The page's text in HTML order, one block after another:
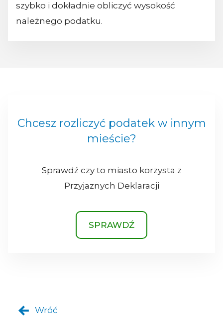
szybko i dokładnie obliczyć wysokość
należnego podatku.
Chcesz rozliczyć podatek w innym
mieście?
Sprawdź czy to miasto korzysta z
Przyjaznych Deklaracji
SPRAWDŹ
Wróć